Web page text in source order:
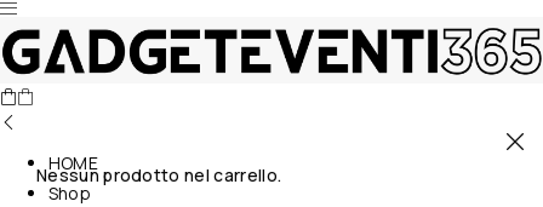
Nessun prodotto nel carrello.
HOME
Shop